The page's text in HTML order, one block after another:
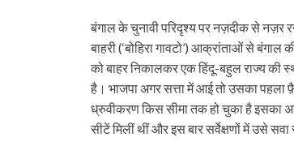
बंगाल के चुनावी परिदृश्य पर नज़दीक से नज़र
बाहरी (‘बोहिरा गावटो’) आक्रांताओं से
को बाहर निकालकर एक हिंदू-बहुल राज्य की
है। भाजपा अगर सत्ता में आई तो उसका पहला
ध्रुवीकरण किस सीमा तक हो चुका है इसका
सीटें मिलीं थीं और इस बार सर्वेक्षणों में उसे